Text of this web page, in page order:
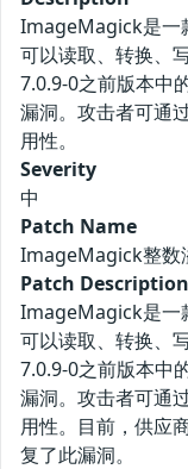
ImageMagick是一
可以读取、转换、
7.0.9-0之前版本中
漏洞。攻击者可通
用性。
Severity
中
Patch Name
ImageMagick整数
Patch Description
ImageMagick是一
可以读取、转换、
7.0.9-0之前版本中
漏洞。攻击者可通
用性。目前，供应
复了此漏洞。